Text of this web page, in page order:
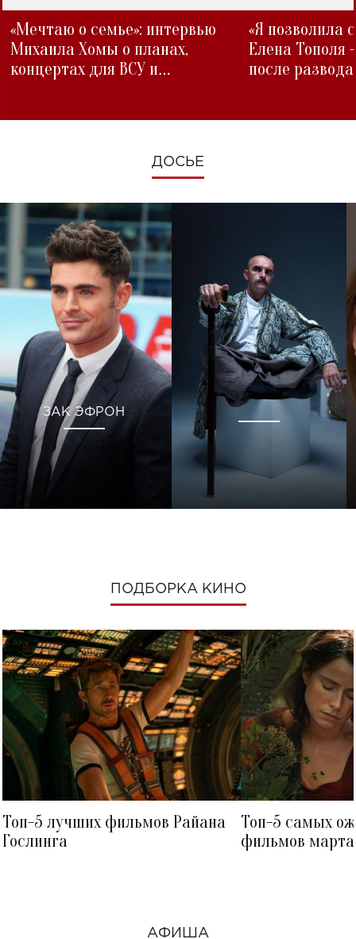
«Мечтаю о семье»: интервью
Михаила Хомы о планах,
концертах для ВСУ и
«Я позволила
Елена Тополя
после развода
ДОСЬЕ
ЗАК ЭФРОН
ПОДБОРКА КИНО
Топ-5 лучших фильмов Райана
Гослинга
Топ-5 самых
фильмов
АФИША